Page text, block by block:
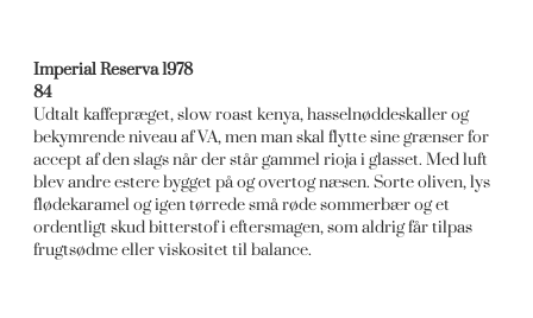
Imperial Reserva 1978
84
Udtalt kaffepræget, slow roast kenya, hasselnøddeskaller og
bekymrende niveau af VA, men man skal flytte sine grænser for
accept af den slags når der står gammel rioja i glasset. Med luft
blev andre estere bygget på og overtog næsen. Sorte oliven, lys
flødekaramel og igen tørrede små røde sommerbær og et
ordentligt skud bitterstof i eftersmagen, som aldrig får tilpas
frugtsødme eller viskositet til balance.